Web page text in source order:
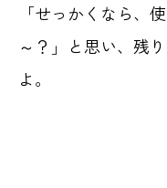
「せっかくなら、
～？」と思い、残
よ。